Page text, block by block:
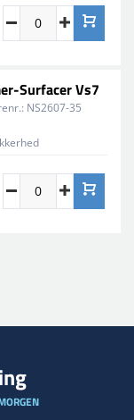
Surfacer Vs7
NS2607-35